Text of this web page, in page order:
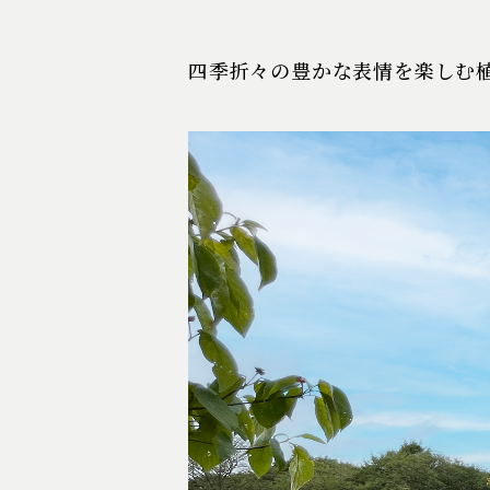
四季折々の豊かな表情を楽しむ